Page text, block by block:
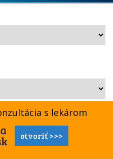
s lekárom
otvoriť >>>